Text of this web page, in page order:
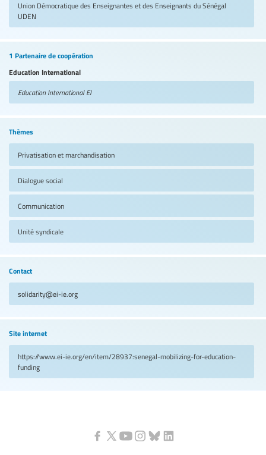
Union Démocratique des Enseignantes et des Enseignants du Sénégal
UDEN
1 Partenaire de coopération
Education International
Education InternationalEI
Thèmes
Privatisation et marchandisation
Dialogue social
Communication
Unité syndicale
Contact
solidarity@ei-ie.org
Site internet
https://www.ei-ie.org/en/item/28937:senegal-mobilizing-for-education-
funding